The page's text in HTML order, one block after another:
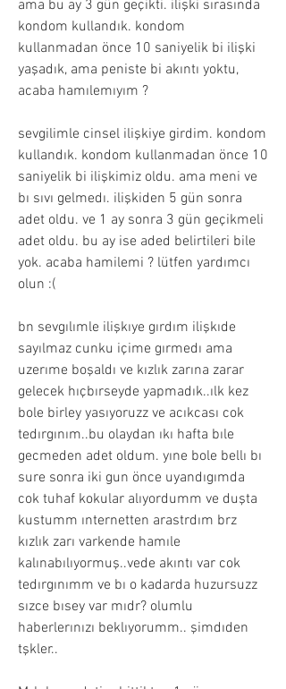
ama bu ay 3 gün geçikti. ilişki sırasında
kondom kullandık. kondom
kullanmadan önce 10 saniyelik bi ilişki
yaşadık, ama peniste bi akıntı yoktu,
acaba hamılemıyım ?
sevgilimle cinsel ilişkiye girdim. kondom
kullandık. kondom kullanmadan önce 10
saniyelik bi ilişkimiz oldu. ama meni ve
bı sıvı gelmedı. ilişkiden 5 gün sonra
adet oldu. ve 1 ay sonra 3 gün geçikmeli
adet oldu. bu ay ise aded belirtileri bile
yok. acaba hamilemi ? lütfen yardımcı
olun :(
bn sevgılımle ilişkıye gırdım ilişkıde
sayılmaz cunku içime gırmedı ama
uzerıme boşaldı ve kızlık zarına zarar
gelecek hıçbırseyde yapmadık..ılk kez
bole birley yasıyoruzz ve acıkcası cok
tedırgınım..bu olaydan ıkı hafta bıle
gecmeden adet oldum. yıne bole bellı bı
sure sonra iki gun önce uyandıgımda
cok tuhaf kokular alıyordumm ve duşta
kustumm ınternetten arastrdım brz
kızlık zarı varkende hamıle
kalınabılıyormuş..vede akıntı var cok
tedırgınımm ve bı o kadarda huzursuzz
sızce bısey var mıdr? olumlu
haberlerınızı beklıyorumm.. şimdıden
tşkler..